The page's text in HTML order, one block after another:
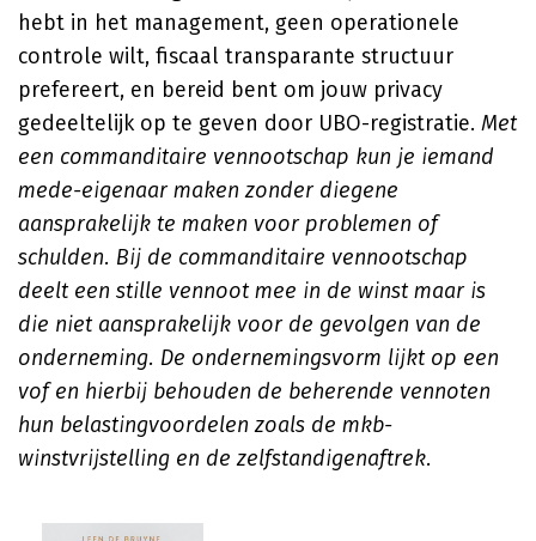
hebt in het management, geen operationele
controle wilt, fiscaal transparante structuur
prefereert, en bereid bent om jouw privacy
gedeeltelijk op te geven door UBO-registratie. Met
een commanditaire vennootschap kun je iemand
mede-eigenaar maken zonder diegene
aansprakelijk te maken voor problemen of
schulden. Bij de commanditaire vennootschap
deelt een stille vennoot mee in de winst maar is
die niet aansprakelijk voor de gevolgen van de
onderneming. De ondernemingsvorm lijkt op een
vof en hierbij behouden de beherende vennoten
hun belastingvoordelen zoals de mkb-
winstvrijstelling en de zelfstandigenaftrek.